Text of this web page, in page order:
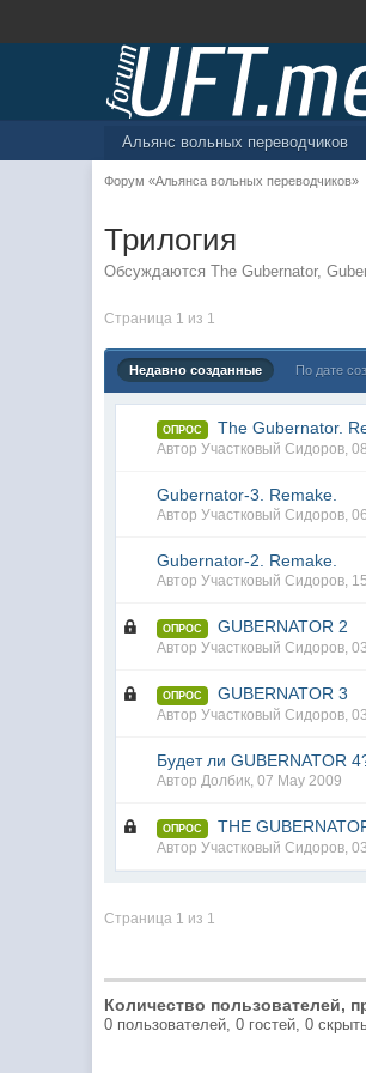
Альянс вольных переводчиков
Форум «Альянса вольных переводчиков»
Трилогия
Обсуждаются The Gubernator,
Страница 1 из 1
Недавно созданные По дате
ОПРОС The Gubernator.
АвторУчастковый Сидоров ,
Gubernator-3. Remake.
АвторУчастковый Сидоров,
Gubernator-2. Remake.
АвторУчастковый Сидоров,
ОПРОС GUBERNATOR 2
АвторУчастковый Сидоров ,
ОПРОС GUBERNATOR 3
АвторУчастковый Сидоров ,
Будет ли GUBERNATOR
АвторДолбик,07 May 2009
ОПРОС THE
АвторУчастковый Сидоров ,
Страница 1 из 1
Количество пользователей,
0 пользователей, 0 гостей, 0